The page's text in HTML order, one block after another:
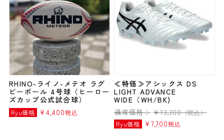
RHINO-ライノ-メテオ ラグ
ビーボール 4号球（ヒーロー
ズカップ公式試合球）
Ryu価格 ¥ 4,400税込
≪特価≫アシックス DS
LIGHT ADVANCE
WIDE（WH/BK)
通常価格： ¥13,200（税込）
Ryu価格
¥ 7,700税込